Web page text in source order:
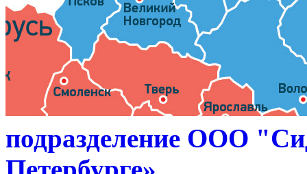
подразделение ООО